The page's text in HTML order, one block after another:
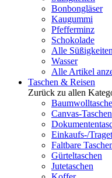
Bonbongläser
Kaugummi
Pfefferminz
Schokolade
Alle
Wasser
Alle Artikel
Taschen & Reisen
Zurück zu allen
Canvas-Taschen
Einkaufs-/
Faltbare
Gürteltaschen
Jutetaschen